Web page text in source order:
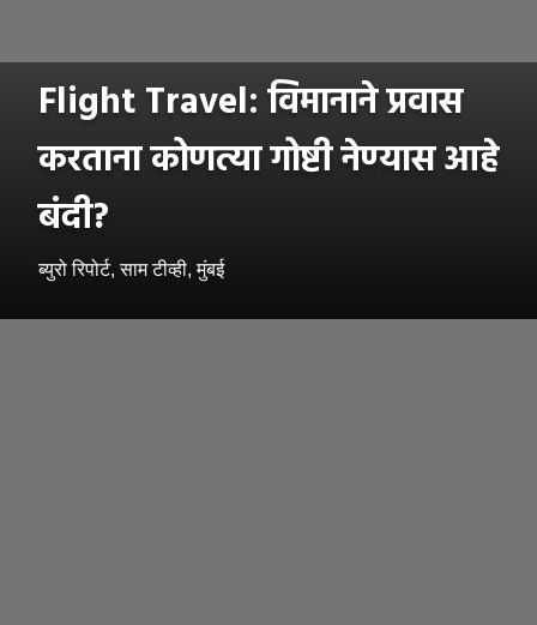
Flight Travel: विमानाने प्रवास
करताना कोणत्या गोष्टी नेण्यास आहे
बंदी?
ब्युरो रिपोर्ट, साम टीव्ही, मुंबई